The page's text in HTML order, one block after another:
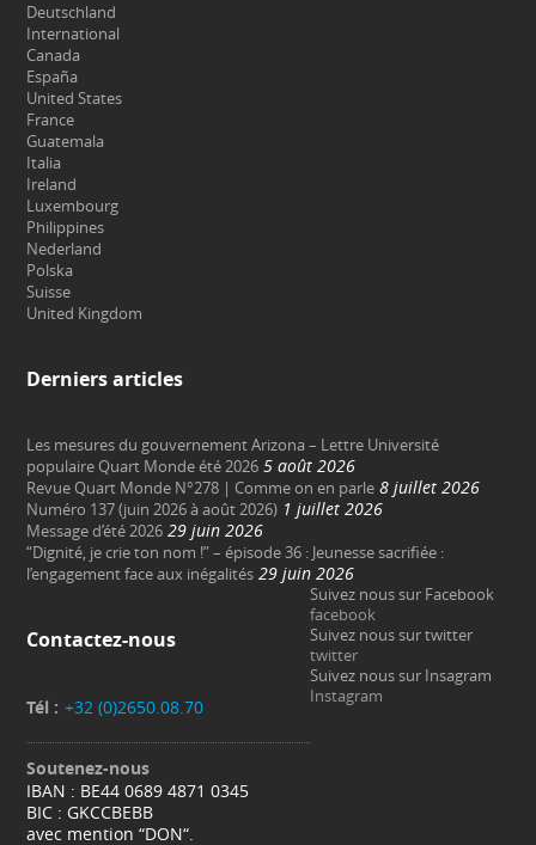
Deutschland
International
Canada
España
United States
France
Guatemala
Italia
Ireland
Luxembourg
Philippines
Nederland
Polska
Suisse
United Kingdom
Derniers articles
Les mesures du gouvernement Arizona – Lettre Université
populaire Quart Monde été 2026 5 août 2026
Revue Quart Monde N°278 | Comme on en parle 8 juillet 2026
Numéro 137 (juin 2026 à août 2026) 1 juillet 2026
Message d’été 2026 29 juin 2026
“Dignité, je crie ton nom !” – épisode 36 : Jeunesse sacrifiée :
l’engagement face aux inégalités 29 juin 2026
Contactez-nous
Tél : +32 (0)2650.08.70
Soutenez-nous
IBAN : BE44 0689 4871 0345
BIC : GKCCBEBB
avec mention “DON“.
Suivez nous sur Facebook
facebook
Suivez nous sur twitter
twitter
Suivez nous sur Insagram
Instagram